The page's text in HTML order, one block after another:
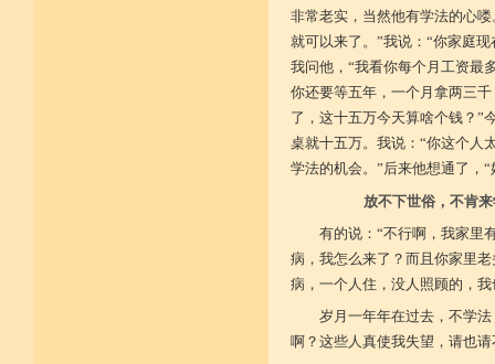
非常老实，当然他有学法的心
就可以来了。”我说：“你家庭
我问他，“我看你每个月工资最
你还要等五年，一个月拿两三
了，这十五万今天算啥个钱？”
桌就十五万。我说：“你这个人
学法的机会。”后来他想通了，
放不下世俗，不肯
有的说：“不行啊，我家里
病，我怎么来了？而且你家里
病，一个人住，没人照顾的，
岁月一年年在过去，不学
啊？这些人真使我失望，请也